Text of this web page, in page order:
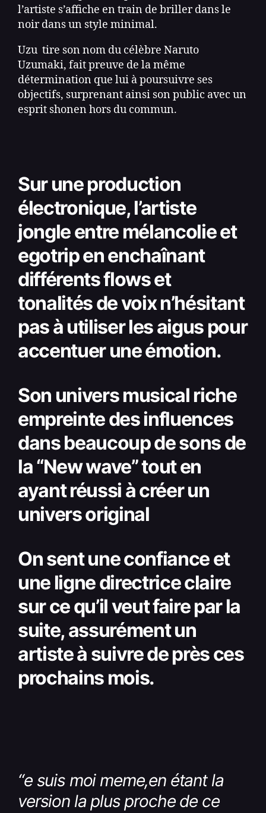
l’artiste s’affiche en train de briller dans le
noir dans un style minimal.
Uzu tire son nom du célèbre Naruto
Uzumaki, fait preuve de la même
détermination que lui à poursuivre ses
objectifs, surprenant ainsi son public avec un
esprit shonen hors du commun.
Sur une production
électronique, l’artiste
jongle entre mélancolie et
egotrip en enchaînant
différents flows et
tonalités de voix n’hésitant
pas à utiliser les aigus pour
accentuer une émotion.
Son univers musical riche
empreinte des influences
dans beaucoup de sons de
la “New wave” tout en
ayant réussi à créer un
univers original
On sent une confiance et
une ligne directrice claire
sur ce qu’il veut faire par la
suite, assurément un
artiste à suivre de près ces
prochains mois.
“e suis moi meme,en étant la
version la plus proche de ce